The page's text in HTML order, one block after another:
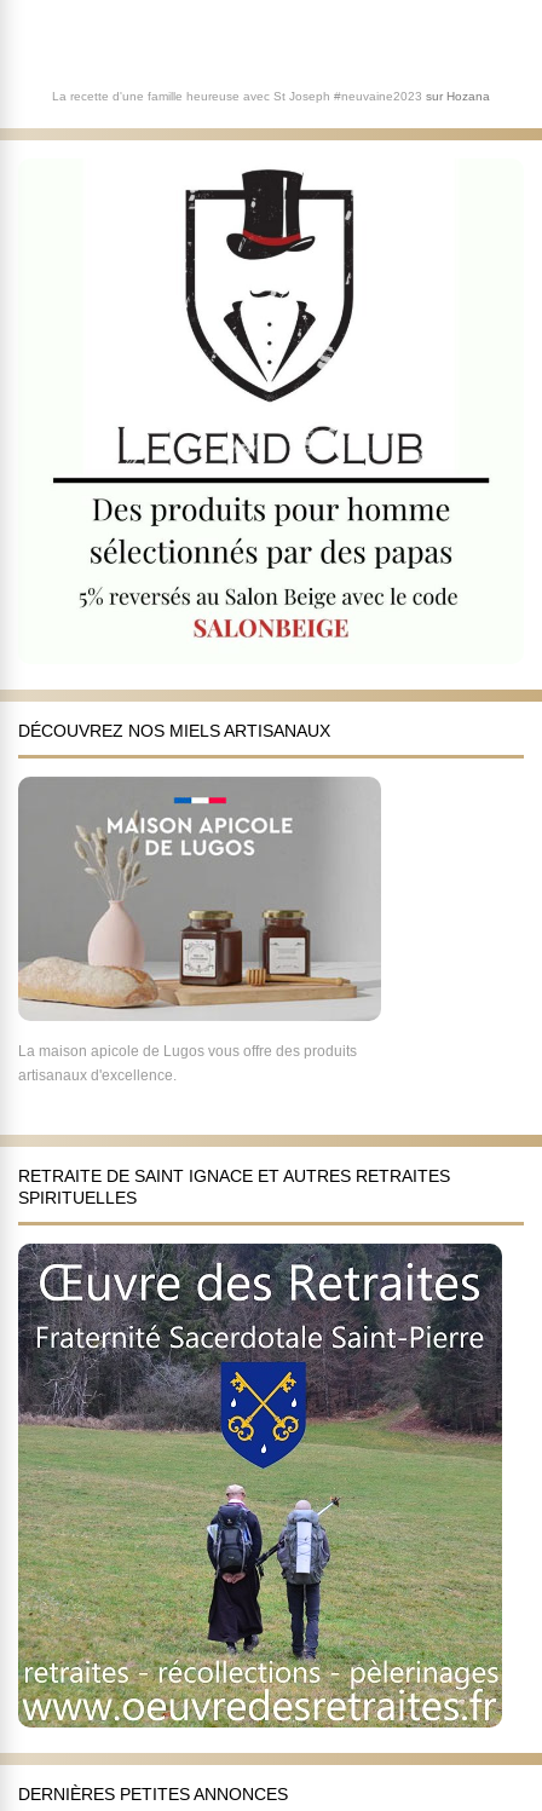
La recette d'une famille heureuse avec St Joseph #neuvaine2023 sur Hozana
DÉCOUVREZ NOS MIELS ARTISANAUX
La maison apicole de Lugos vous offre des produits
artisanaux d'excellence.
RETRAITE DE SAINT IGNACE ET AUTRES RETRAITES
SPIRITUELLES
DERNIÈRES PETITES ANNONCES